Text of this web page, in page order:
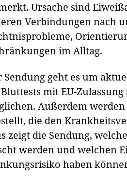
Ursache sind
Verbindungen nach
im Alltag.
Sendung geht es um
mit EU-
Außerdem
die den
zeigt die Sendung,
werden und welchen
haben